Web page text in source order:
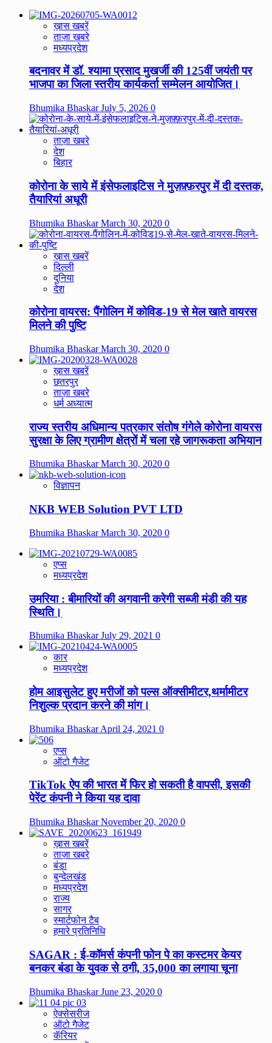
ख़ास खबरें
ताज़ा खबरे
मध्यप्रदेश
बदनावर में डॉ. श्यामा प्रसाद मुखर्जी की 125वीं जयंती पर
भाजपा का जिला स्तरीय कार्यकर्ता सम्मेलन आयोजित।
Bhumika BhaskarJuly 5, 2026 0
ताज़ा खबरे
देश
बिहार
कोरोना के साये में इंसेफलाइटिस ने मुज़फ़्फ़रपुर में दी दस्तक,
तैयारियां अधूरी
Bhumika BhaskarMarch 30, 2020 0
ख़ास खबरें
दिल्ली
दुनिया
देश
कोरोना वायरस: पैंगोलिन में कोविड-19 से मेल खाते वायरस
मिलने की पुष्टि
Bhumika BhaskarMarch 30, 2020 0
ख़ास खबरें
छतरपुर
ताज़ा खबरे
धर्म अध्यात्म
राज्य स्तरीय अधिमान्य पत्रकार संतोष गंगेले कोरोना वायरस
सुरक्षा के लिए ग्रामीण क्षेत्रों में चला रहे जागरूकता अभियान
Bhumika BhaskarMarch 30, 2020 0
विज्ञापन
NKB WEB Solution PVT LTD
Bhumika BhaskarMarch 30, 2020 0
एप्स
मध्यप्रदेश
उमरिया : बीमारियों की अगवानी करेगी सब्जी मंडी की यह
स्थिति।
Bhumika BhaskarJuly 29, 2021 0
कार
मध्यप्रदेश
होम आइसुलेट हुए मरीजों को पल्स ऑक्सीमीटर,थर्मामीटर
निशुल्क प्रदान करने की मांग।
Bhumika BhaskarApril 24, 2021 0
एप्स
ऑटो गैजेट
TikTok ऐप की भारत में फिर हो सकती है वापसी, इसकी
पेरेंट कंपनी ने किया यह दावा
Bhumika BhaskarNovember 20, 2020 0
ख़ास खबरें
ताज़ा खबरे
बंडा
बुन्देलखंड
मध्यप्रदेश
राज्य
सागर
स्मार्टफोन टैब
हमारे प्रतिनिधि
SAGAR : ई-कॉमर्स कंपनी फोन पे का कस्टमर केयर
बनकर बंडा के युवक से ठगी, 35,000 का लगाया चूना
Bhumika BhaskarJune 23, 2020 0
ऐक्सेसरीज
ऑटो गैजेट
कॅरियर